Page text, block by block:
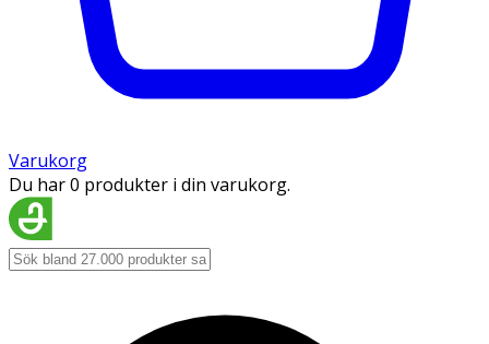
Varukorg
Du har 0 produkter i din varukorg.